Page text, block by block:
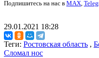
Подпишитесь на нас в MAX,
29.01.2021 18:28
Теги: Ростовская область ,
Сломал нос